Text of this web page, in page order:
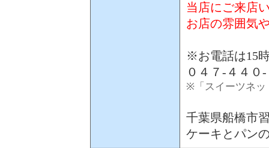
当店にご来店
お店の雰囲気
※お電話は15
０４７-４４
※「スイーツネッ
千葉県船橋市
ケーキとパン